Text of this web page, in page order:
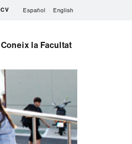
CV Español English
Coneix la Facultat